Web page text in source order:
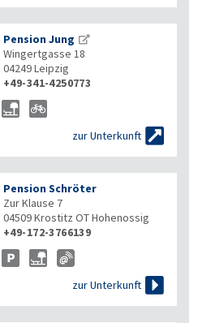
Pension Jung
Wingertgasse 18
04249Leipzig
+49-341-4250773
zur Unterkunft 
Pension Schröter
Zur Klause 7
04509Krostitz OT Hohenossig
+49-172-3766139
zur Unterkunft 